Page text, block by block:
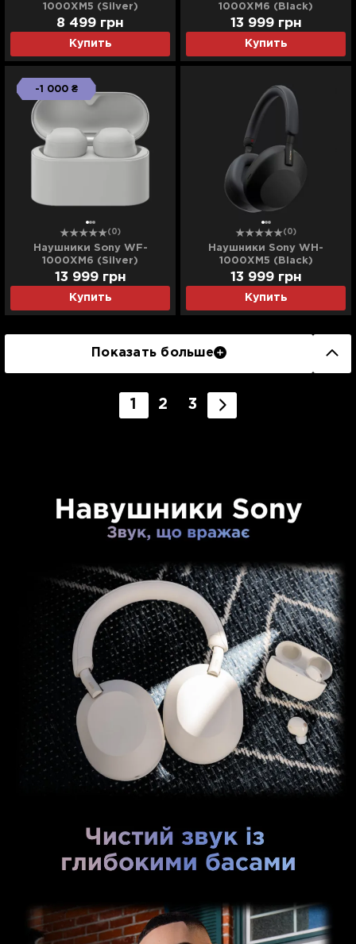
1000XM5 (Silver)
(WF1000XM5S.CE7) (EU)
Купить
8 499 грн
1000XM6 (Black)
(WF1000XM6B.CE7)
Купить
13 999 грн
-1 000 ₴
(0)
Наушники Sony WF-
1000XM6 (Silver)
(WF1000XM6S.CE7)
Купить
13 999 грн
(0)
Наушники Sony WH-
1000XM5 (Black)
(WH1000XM5B.CE7) (UA)
Купить
13 999 грн
Показать больше
1 2 3